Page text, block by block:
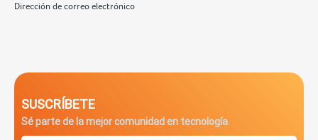
Dirección de correo electrónico
SUSCRÍBETE
Sé parte de la mejor comunidad en tecnología